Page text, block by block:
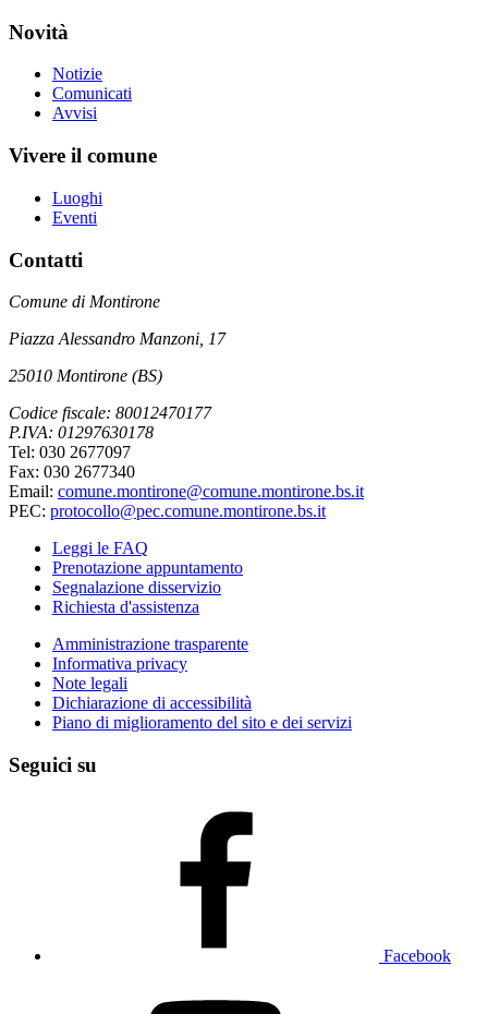
Novità
Notizie
Comunicati
Avvisi
Vivere il comune
Luoghi
Eventi
Contatti
Comune di Montirone
Piazza Alessandro Manzoni, 17
25010 Montirone (BS)
Codice fiscale: 80012470177
P.IVA: 01297630178
Tel: 030 2677097
Fax: 030 2677340
Email: comune.montirone@comune.montirone.bs.it
PEC: protocollo@pec.comune.montirone.bs.it
Leggi le FAQ
Prenotazione appuntamento
Segnalazione disservizio
Richiesta d'assistenza
Amministrazione trasparente
Informativa privacy
Note legali
Dichiarazione di accessibilità
Piano di miglioramento del sito e dei servizi
Seguici su
Facebook